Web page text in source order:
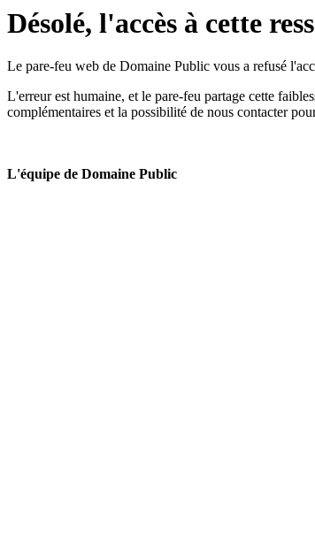
Désolé, l'accès à cette
Le pare-feu web de Domaine Public vous a refusé
L'erreur est humaine, et le pare-feu partage cette
complémentaires et la possibilité de nous contacter
L'équipe de Domaine Public